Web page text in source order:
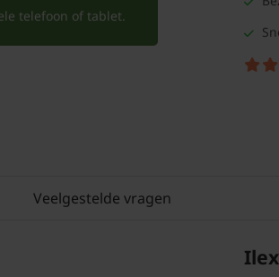
telefoon of tablet.
Veelgestelde vragen